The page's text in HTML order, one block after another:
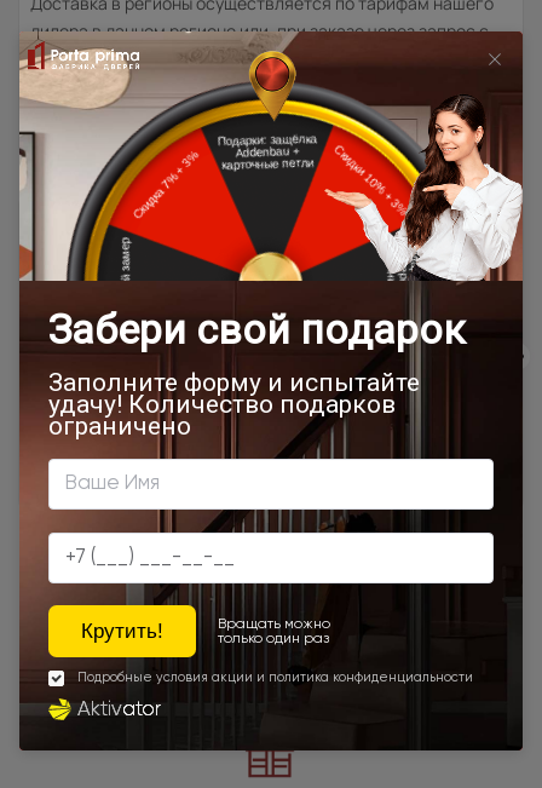
дилера в данном регионе или, при заказе через запрос с
сайта, отдельно рассчитывается менеджером интернет-
магазина.
Подробная информация о доставке
Товар относится к категориям:
500x1900
Межкомнатные двери 55х190 см
Стильные современные межкомнатные двери
600x2000
700x1900
900x2000
800х1950 800x2000 900x2200 600x1950
1000x2100 700x2200
Двери межкомнатные 1000х2000 мм 900x1900
800x2100 800x2200
Наши преимущества